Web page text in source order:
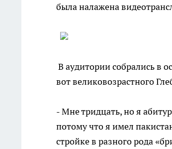
была налажена
В аудитории собрались в
вот великовозрастного
- Мне тридцать, но я
потому что я имел
стройке в разного рода